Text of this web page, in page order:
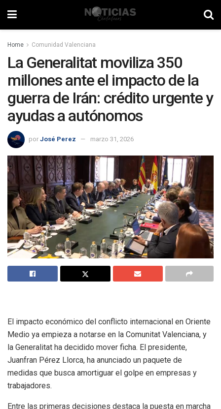
Home Comunidad Valenciana
La Generalitat moviliza 350
millones ante el impacto de la
guerra de Irán: crédito urgente y
ayudas a autónomos
por José Perez marzo 31, 2026
El impacto económico del conflicto internacional en Oriente
Medio ya empieza a notarse en la Comunitat Valenciana, y
la Generalitat ha decidido mover ficha. El presidente,
Juanfran Pérez Llorca, ha anunciado un paquete de
medidas que busca amortiguar el golpe en empresas y
trabajadores.
Entre las primeras decisiones destaca la puesta en marcha